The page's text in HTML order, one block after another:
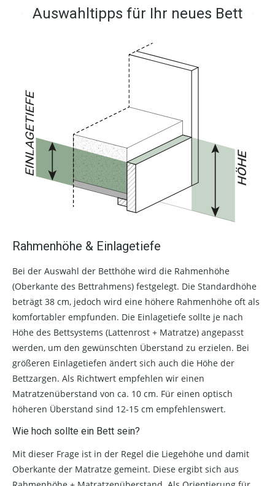
Auswahltipps für Ihr neues Bett
Rahmenhöhe & Einlagetiefe
Bei der Auswahl der Betthöhe wird die Rahmenhöhe
(Oberkante des Bettrahmens) festgelegt. Die Standardhöhe
beträgt 38 cm, jedoch wird eine höhere Rahmenhöhe oft als
komfortabler empfunden. Die Einlagetiefe sollte je nach
Höhe des Bettsystems (Lattenrost + Matratze) angepasst
werden, um den gewünschten Überstand zu erzielen. Bei
größeren Einlagetiefen ändert sich auch die Höhe der
Bettzargen. Als Richtwert empfehlen wir einen
Matratzenüberstand von ca. 10 cm. Für einen optisch
höheren Überstand sind 12-15 cm empfehlenswert.
Wie hoch sollte ein Bett sein?
Mit dieser Frage ist in der Regel die Liegehöhe und damit
Oberkante der Matratze gemeint. Diese ergibt sich aus